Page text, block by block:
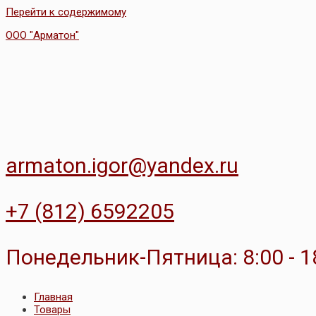
Перейти к содержимому
ООО "Арматон"
armaton.igor@yandex.ru
+7 (812) 6592205
Понедельник-Пятница: 8:00 -
Главная
Товары